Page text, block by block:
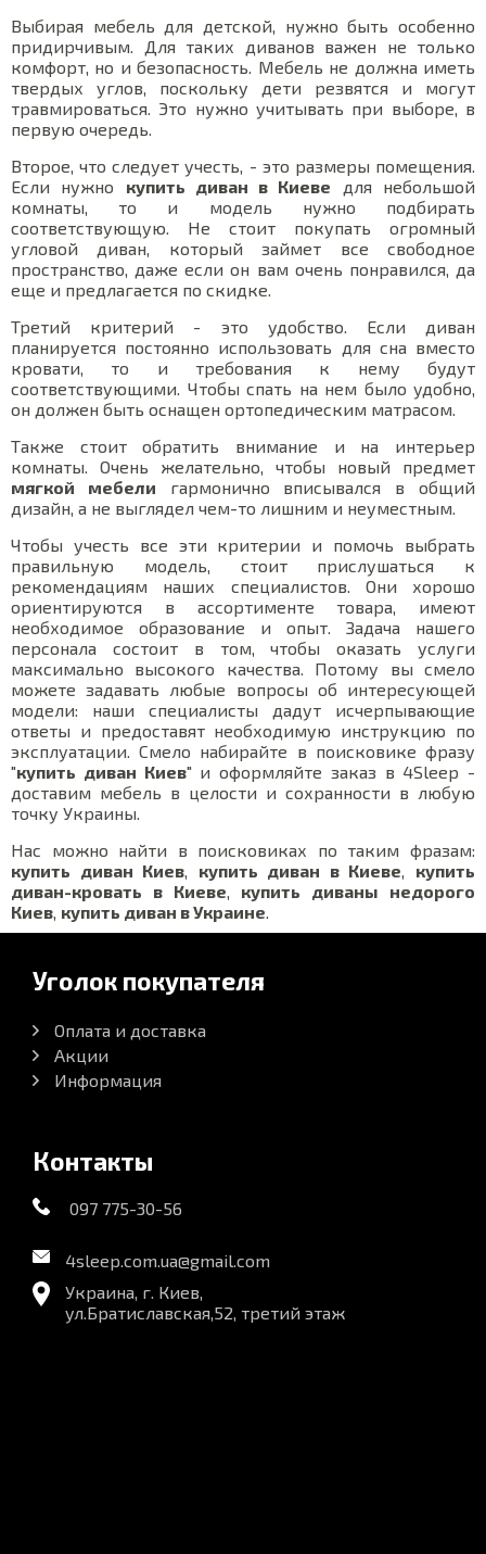
Выбирая мебель для детской, нужно быть особенно
придирчивым. Для таких диванов важен не только
комфорт, но и безопасность. Мебель не должна иметь
твердых углов, поскольку дети резвятся и могут
травмироваться. Это нужно учитывать при выборе, в
первую очередь.
Второе, что следует учесть, - это размеры помещения.
Если нужно купить диван в Киеве для небольшой
комнаты, то и модель нужно подбирать
соответствующую. Не стоит покупать огромный
угловой диван, который займет все свободное
пространство, даже если он вам очень понравился, да
еще и предлагается по скидке.
Третий критерий - это удобство. Если диван
планируется постоянно использовать для сна вместо
кровати, то и требования к нему будут
соответствующими. Чтобы спать на нем было удобно,
он должен быть оснащен ортопедическим матрасом.
Также стоит обратить внимание и на интерьер
комнаты. Очень желательно, чтобы новый предмет
мягкой мебели гармонично вписывался в общий
дизайн, а не выглядел чем-то лишним и неуместным.
Чтобы учесть все эти критерии и помочь выбрать
правильную модель, стоит прислушаться к
рекомендациям наших специалистов. Они хорошо
ориентируются в ассортименте товара, имеют
необходимое образование и опыт. Задача нашего
персонала состоит в том, чтобы оказать услуги
максимально высокого качества. Потому вы смело
можете задавать любые вопросы об интересующей
модели: наши специалисты дадут исчерпывающие
ответы и предоставят необходимую инструкцию по
эксплуатации. Смело набирайте в поисковике фразу
"купить диван Киев" и оформляйте заказ в 4Sleep -
доставим мебель в целости и сохранности в любую
точку Украины.
Нас можно найти в поисковиках по таким фразам:
купить диван Киев, купить диван в Киеве, купить
диван-кровать в Киеве, купить диваны недорого
Киев, купить диван в Украине.
Уголок покупателя
Оплата и доставка
Акции
Информация
Контакты
097 775-30-56
4sleep.com.ua@gmail.com
Украина, г. Киев,
ул.Братиславская,52, третий этаж